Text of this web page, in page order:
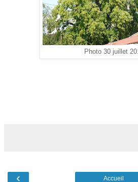
Photo 30 juillet
‹ Accueil